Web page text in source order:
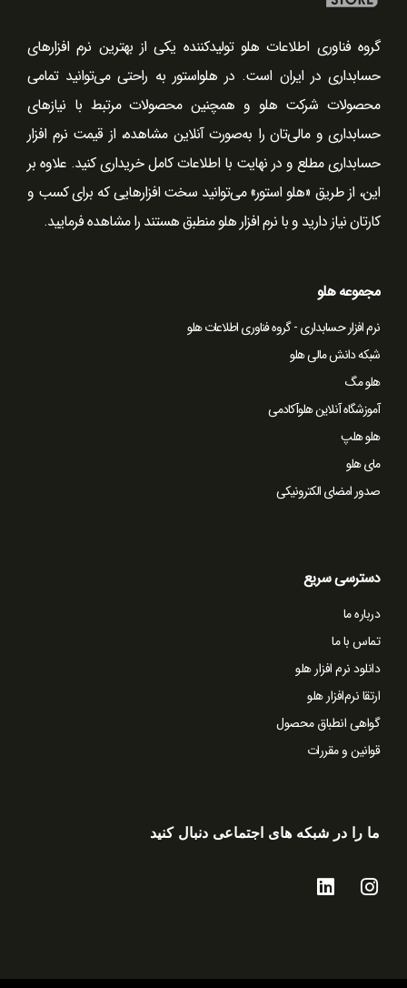
گروه فناوری اطلاعات هلو تولیدکننده یکی از بهترین نرم افزارهای
حسابداری در ایران است. در هلو‌استور به ‌راحتی می‌توانید تمامی
محصولات شرکت هلو و همچنین محصولات مرتبط با نیازهای
حسابداری و مالی‌تان را به‌صورت آنلاین مشاهده، از قیمت نرم افزار
حسابداری مطلع و در نهایت با اطلاعات کامل خریداری کنید. علاوه بر
این، از طریق «هلو استور» می‌توانید سخت ‌افزارهایی که برای کسب و
کارتان نیاز دارید و با نرم افزار هلو منطبق هستند را مشاهده فرمایید.
مجموعه هلو
نرم افزار حسابداری - گروه فناوری اطلاعات هلو
شبکه دانش مالی هلو
هلو مگ
آموزشگاه آنلاین هلوآکادمی
هلو هلپ
مای هلو
صدور امضای الکترونیکی
دسترسی سریع
درباره ما
تماس با ما
دانلود نرم افزار هلو
ارتقا نرم‌افزار هلو
گواهی انطباق محصول
قوانین و مقررات
ما را در شبکه های اجتماعی دنبال کنید